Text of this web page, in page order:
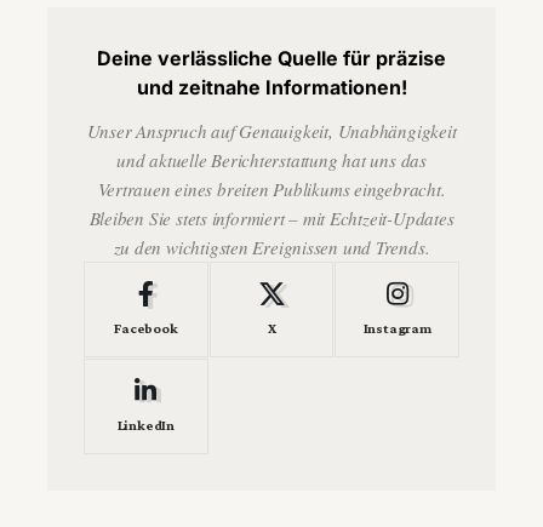
Deine verlässliche Quelle für präzise
und zeitnahe Informationen!
Unser Anspruch auf Genauigkeit, Unabhängigkeit
und aktuelle Berichterstattung hat uns das
Vertrauen eines breiten Publikums eingebracht.
Bleiben Sie stets informiert – mit Echtzeit-Updates
zu den wichtigsten Ereignissen und Trends.
Facebook X Instagram
LinkedIn